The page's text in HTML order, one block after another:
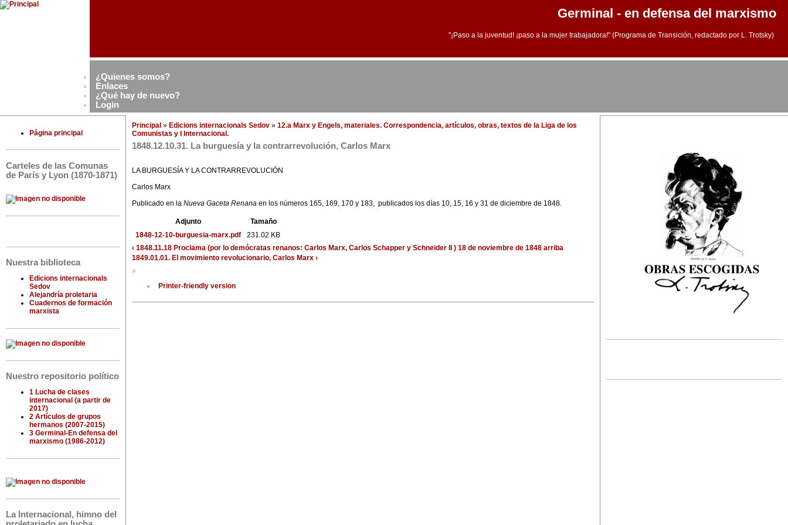
Germinal - en defensa del marxismo
"¡Paso a la juventud! ¡paso a la mujer trabajadora!" (Programa de Transición, redactado por L. Trotsky)
¿Quienes somos?
Enlaces
¿Qué hay de nuevo?
Login
Página principal
Carteles de las Comunas
de París y Lyon (1870-1871)
Nuestra biblioteca
Edicions internacionals
Sedov
Alejandría proletaria
Cuadernos de formación
marxista
Nuestro repositorio político
1 Lucha de clases
internacional (a partir de
2017)
2 Artículos de grupos
hermanos (2007-2015)
3 Germinal-En defensa del
marxismo (1986-2012)
La Internacional, himno del
Principal » Edicions internacionals Sedov » 12.a Marx y Engels, materiales. Correspondencia, artículos, obras, textos de la Liga de los
Comunistas y I Internacional.
1848.12.10.31. La burguesía y la contrarrevolución, Carlos Marx
LA BURGUESÍA Y LA CONTRARREVOLUCIÓN
Carlos Marx
Publicado en la Nueva Gaceta Renana en los números 165, 169, 170 y 183, publicados los días 10, 15, 16 y 31 de diciembre de 1848.
Adjunto
Tamaño
1848-12-10-burguesia-marx.pdf
231.02 KB
‹ 1848.11.18 Proclama (por lo demócratas renanos: Carlos Marx, Carlos Schapper y Schneider II ) 18 de noviembre de 1848 arriba
1849.01.01. El movimiento revolucionario, Carlos Marx ›
»
Printer-friendly version